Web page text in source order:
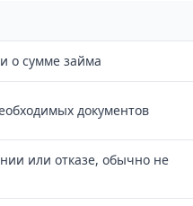
о сумме займа
документов
или отказе, обычно не